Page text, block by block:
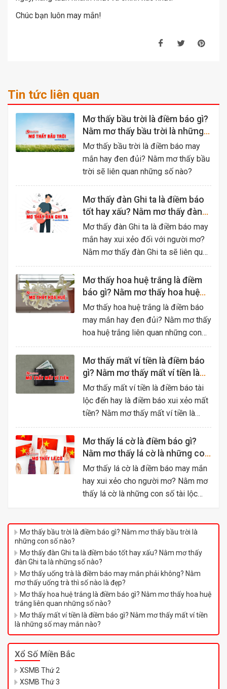
Chúc bạn luôn may mắn!
Tin tức liên quan
Mơ thấy bầu trời là điềm báo gì?
Nằm mơ thấy bầu trời là những
con số nào?
Mơ thấy bầu trời là điềm báo may
mắn hay đen đủi? Nằm mơ thấy bầu
trời sẽ liên quan những số nào?
Mơ thấy đàn Ghi ta là điềm báo
tốt hay xấu? Nằm mơ thấy đàn
Ghi ta là những số nào?
Mơ thấy đàn Ghi ta là điềm báo may
mắn hay xui xẻo đối với người mơ?
Nằm mơ thấy đàn Ghi ta sẽ liên quan
những con số nào?
Mơ thấy hoa huệ trắng là điềm
báo gì? Nằm mơ thấy hoa huệ
trắng liên quan những số nào?
Mơ thấy hoa huệ trắng là điềm báo
may mắn hay đen đủi? Nằm mơ thấy
hoa huệ trắng liên quan những con
số may mắn nào?
Mơ thấy mất ví tiền là điềm báo
gì? Nằm mơ thấy mất ví tiền là
những số may mắn nào?
Mơ thấy mất ví tiền là điềm báo tài
lộc đến hay là điềm báo xui xẻo mất
tiền? Nằm mơ thấy mất ví tiền là
những con số may mắn nào?
Mơ thấy lá cờ là điềm báo gì?
Nằm mơ thấy lá cờ là những con
số may mắn nào?
Mơ thấy lá cờ là điềm báo may mắn
hay xui xẻo cho người mơ? Nằm mơ
thấy lá cờ là những con số tài lộc
Mơ thấy bầu trời là điềm báo gì? Nằm mơ thấy bầu trời là
những con số nào?
Mơ thấy đàn Ghi ta là điềm báo tốt hay xấu? Nằm mơ thấy
đàn Ghi ta là những số nào?
Mơ thấy uống trà là điềm báo may mắn phải không? Nằm
mơ thấy uống trà thì số nào là đẹp?
Mơ thấy hoa huệ trắng là điềm báo gì? Nằm mơ thấy hoa huệ
trắng liên quan những số nào?
Mơ thấy mất ví tiền là điềm báo gì? Nằm mơ thấy mất ví tiền
là những số may mắn nào?
Xổ Số Miền Bắc
XSMB Thứ 2
XSMB Thứ 3